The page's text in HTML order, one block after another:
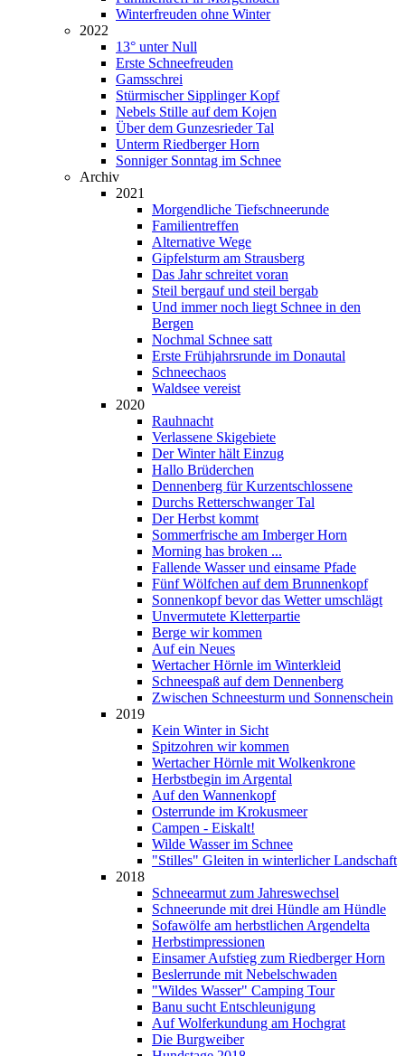
Winterfreuden ohne Winter
2022
13° unter Null
Erste Schneefreuden
Gamsschrei
Stürmischer Sipplinger Kopf
Nebels Stille auf dem Kojen
Über dem Gunzesrieder Tal
Unterm Riedberger Horn
Sonniger Sonntag im Schnee
Archiv
2021
Morgendliche Tiefschneerunde
Familientreffen
Alternative Wege
Gipfelsturm am Strausberg
Das Jahr schreitet voran
Steil bergauf und steil bergab
Und immer noch liegt Schnee in den
Bergen
Nochmal Schnee satt
Erste Frühjahrsrunde im Donautal
Schneechaos
Waldsee vereist
2020
Rauhnacht
Verlassene Skigebiete
Der Winter hält Einzug
Hallo Brüderchen
Dennenberg für Kurzentschlossene
Durchs Retterschwanger Tal
Der Herbst kommt
Sommerfrische am Imberger Horn
Morning has broken ...
Fallende Wasser und einsame Pfade
Fünf Wölfchen auf dem Brunnenkopf
Sonnenkopf bevor das Wetter umschlägt
Unvermutete Kletterpartie
Berge wir kommen
Auf ein Neues
Wertacher Hörnle im Winterkleid
Schneespaß auf dem Dennenberg
Zwischen Schneesturm und Sonnenschein
2019
Kein Winter in Sicht
Spitzohren wir kommen
Wertacher Hörnle mit Wolkenkrone
Herbstbegin im Argental
Auf den Wannenkopf
Osterrunde im Krokusmeer
Campen - Eiskalt!
Wilde Wasser im Schnee
"Stilles" Gleiten in winterlicher Landschaft
2018
Schneearmut zum Jahreswechsel
Schneerunde mit drei Hündle am Hündle
Sofawölfe am herbstlichen Argendelta
Herbstimpressionen
Einsamer Aufstieg zum Riedberger Horn
Beslerrunde mit Nebelschwaden
"Wildes Wasser" Camping Tour
Banu sucht Entschleunigung
Auf Wolferkundung am Hochgrat
Die Burgweiber